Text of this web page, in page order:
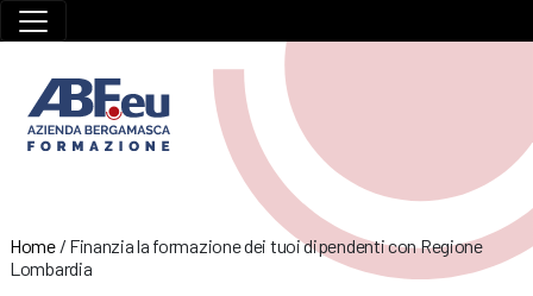
Home/ Finanzia la formazione dei tuoi dipendenti con Regione
Lombardia